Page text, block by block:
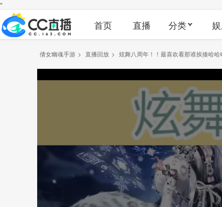
"
首页 直播 分类
倩女幽魂手游 > 直播回放 > 炫舞八周年！！最喜欢看那谁挨揍哈哈